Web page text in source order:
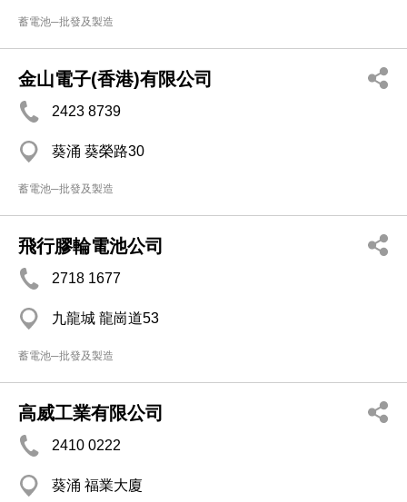
蓄電池─批發及製造
金山電子(香港)有限公司
2423 8739
葵涌 葵榮路30
蓄電池─批發及製造
飛行膠輪電池公司
2718 1677
九龍城 龍崗道53
蓄電池─批發及製造
高威工業有限公司
2410 0222
葵涌 福業大廈